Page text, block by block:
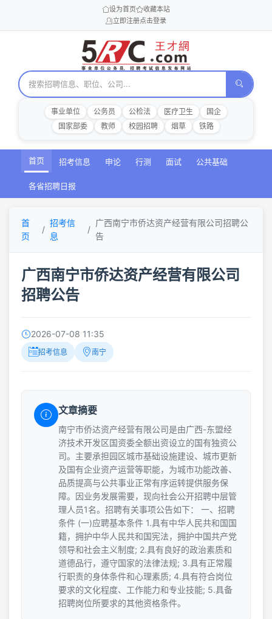
设为首页
收藏本站
立即注册点击登录
事业单位 公务员 公检法 医疗卫生
国企
国家部委
教师 校园招聘 烟草 铁路
首页 招考信息 申论 行测 面试 公共基础
各省招聘日报
首
页
招考信
息
广西南宁市侨达资产经营有限公司招聘公
告
广西南宁市侨达资产经营有限公司
招聘公告
2026-07-08 11:35
招考信息 南宁
文章摘要
南宁市侨达资产经营有限公司是由广西-东盟经
济技术开发区国资委全额出资设立的国有独资公
司。主要承担园区城市基础设施建设、城市更新
及国有企业资产运营等职能，为城市功能改善、
品质提高与公共事业正常有序运转提供服务保
障。因业务发展需要，现向社会公开招聘中层管
理人员1名。招聘有关事项公告如下： 一、招聘
条件 (一)应聘基本条件 1.具有中华人民共和国国
籍，拥护中华人民共和国宪法，拥护中国共产党
领导和社会主义制度; 2.具有良好的政治素质和
道德品行，遵守国家的法律法规; 3.具有正常履
行职责的身体条件和心理素质; 4.具有符合岗位
要求的文化程度、工作能力和专业技能; 5.具备
招聘岗位所要求的其他资格条件。